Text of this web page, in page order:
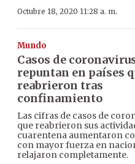
Octubre 18, 2020 11:28 a. m.
Mundo
Casos de
repuntan en países
reabrieron tras
confinamiento
Las cifras de casos de
que reabrieron sus
cuarentena aumentaron
con mayor fuerza en
relajaron completamente.